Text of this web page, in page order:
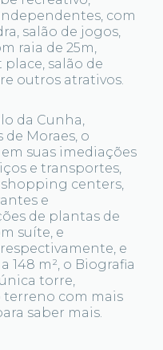
com
salão de jogos,
raia de 25m,
salão de
outros atrativos.
da Cunha,
Moraes, o
suas imediações
e transportes,
shopping centers,
e
de plantas de
suíte, e
e
148 m², o Biografia
torre,
com mais
saber mais.